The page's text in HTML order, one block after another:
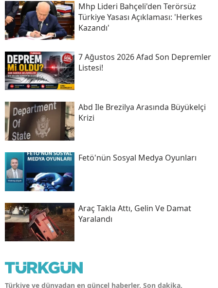
Mhp Lideri Bahçeli'den Terörsüz
Türkiye Yasası Açıklaması: 'herkes
Kazandı'
7 Ağustos 2026 Afad Son Depremler
Listesi!
Abd Ile Brezilya Arasında Büyükelçi
Krizi
Fetö'nün Sosyal Medya Oyunları
Araç Takla Attı, Gelin Ve Damat
Yaralandı
Türkiye ve dünyadan en güncel haberler. Son dakika,